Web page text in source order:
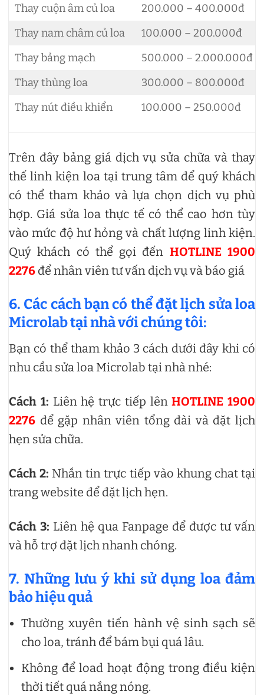
Thay cuộn âm củ loa
200.000 – 400.000đ
Thay nam châm củ loa
100.000 – 200.000đ
Thay bảng mạch
500.000 – 2.000.000đ
Thay thùng loa
300.000 – 800.000đ
Thay nút điều khiển
100.000 – 250.000đ
Trên đây bảng giá dịch vụ sửa chữa và thay
thế linh kiện loa tại trung tâm để quý khách
có thể tham khảo và lựa chọn dịch vụ phù
hợp. Giá sửa loa thực tế có thể cao hơn tùy
vào mức độ hư hỏng và chất lượng linh kiện.
Quý khách có thể gọi đến HOTLINE 1900
2276 để nhân viên tư vấn dịch vụ và báo giá
6. Các cách bạn có thể đặt lịch sửa loa
Microlab tại nhà với chúng tôi:
Bạn có thể tham khảo 3 cách dưới đây khi có
nhu cầu sửa loa Microlab tại nhà nhé:
Cách 1: Liên hệ trực tiếp lênHOTLINE 1900
2276 để gặp nhân viên tổng đài và đặt lịch
hẹn sửa chữa.
Cách 2: Nhắn tin trực tiếp vào khung chat tại
trang website để đặt lịch hẹn.
Cách 3: Liên hệ qua Fanpage để được tư vấn
và hỗ trợ đặt lịch nhanh chóng.
7. Những lưu ý khi sử dụng loa đảm
bảo hiệu quả
Thường xuyên tiến hành vệ sinh sạch sẽ
cho loa, tránh để bám bụi quá lâu.
Không để load hoạt động trong điều kiện
thời tiết quá nắng nóng.